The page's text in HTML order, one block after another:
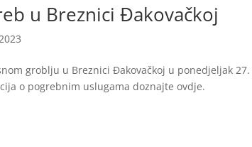
u Breznici Đakovačkoj
groblju u Breznici Đakovačkoj u ponedjeljak
o pogrebnim uslugama doznajte ovdje.